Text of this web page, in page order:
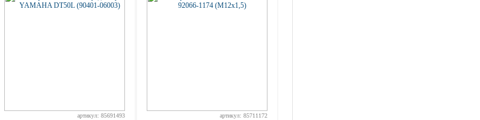
артикул: 85691493 артикул: 85711172